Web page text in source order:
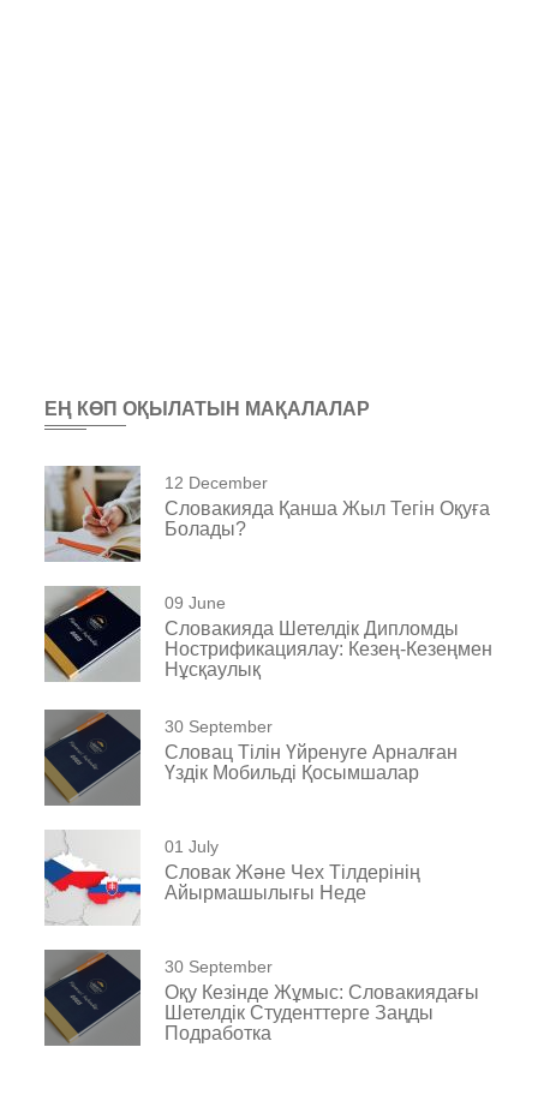
ЕҢ КӨП ОҚЫЛАТЫН МАҚАЛАЛАР
12 December
Словакияда Қанша Жыл Тегін Оқуға
Болады?
09 June
Словакияда Шетелдік Дипломды
Нострификациялау: Кезең-Кезеңмен
Нұсқаулық
30 September
Словац Тілін Үйренуге Арналған
Үздік Мобильді Қосымшалар
01 July
Словак Және Чех Тілдерінің
Айырмашылығы Неде
30 September
Оқу Кезінде Жұмыс: Словакиядағы
Шетелдік Студенттерге Заңды
Подработка